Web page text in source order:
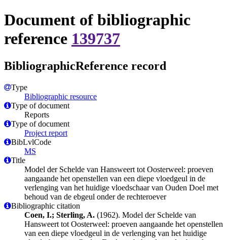
Document of bibliographic
reference 139737
BibliographicReference record
Type
Bibliographic resource
Type of document
Reports
Type of document
Project report
BibLvlCode
MS
Title
Model der Schelde van Hansweert tot Oosterweel: proeven
aangaande het openstellen van een diepe vloedgeul in de
verlenging van het huidige vloedschaar van Ouden Doel met
behoud van de ebgeul onder de rechteroever
Bibliographic citation
Coen, I.; Sterling, A. (1962). Model der Schelde van
Hansweert tot Oosterweel: proeven aangaande het openstellen
van een diepe vloedgeul in de verlenging van het huidige